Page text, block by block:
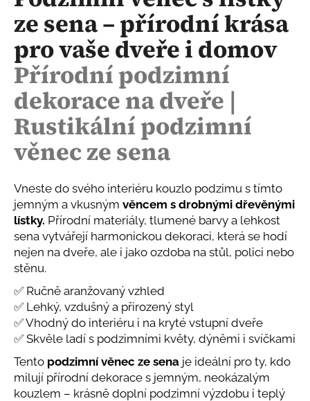
z
hvězdiček.
ze sena – přírodní krása
pro vaše dveře i domov
Přírodní podzimní
dekorace na dveře |
Rustikální podzimní
věnec ze sena
Vneste do svého interiéru kouzlo podzimu s tímto
jemným a vkusným věncem s drobnými dřevěnými
lístky. Přírodní materiály, tlumené barvy a lehkost
sena vytvářejí harmonickou dekoraci, která se hodí
nejen na dveře, ale i jako ozdoba na stůl, polici nebo
stěnu.
✅ Ručně aranžovaný vzhled
✅ Lehký, vzdušný a přirozený styl
✅ Vhodný do interiéru i na kryté vstupní dveře
✅ Skvěle ladí s podzimními květy, dýněmi i svíčkami
Tento podzimní věnec ze sena je ideální pro ty, kdo
milují přírodní dekorace s jemným, neokázalým
kouzlem – krásně doplní podzimní výzdobu i teplý
a
j
í
t
?
HLEDAT
D
o
p
o
u
č
u
j
e
m
e